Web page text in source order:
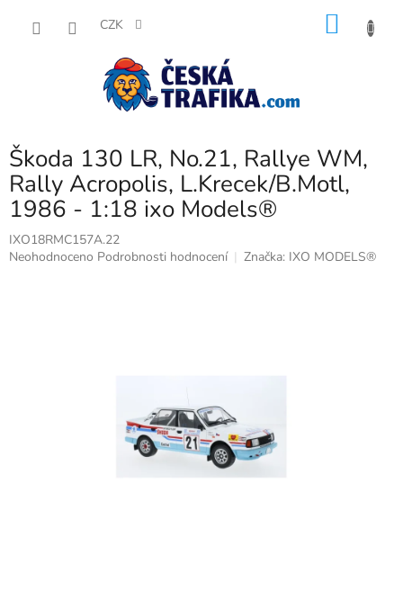
CZK
Škoda 130 LR, No.21, Rallye WM,
Rally Acropolis, L.Krecek/B.Motl,
1986 - 1:18 ixo Models®
IXO18RMC157A.22
Průměrné
Neohodnoceno Podrobnosti hodnocení Značka: IXO MODELS®